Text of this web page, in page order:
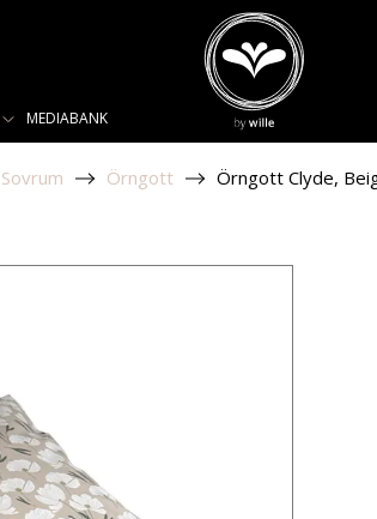
MEDIABANK
Sovrum Örngott Örngott Clyde,